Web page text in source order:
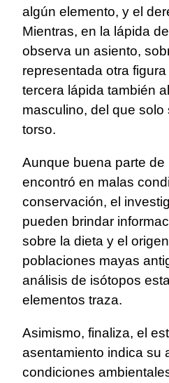
algún elemento, y el
Mientras, en la lápida
observa un asiento,
representada otra
tercera lápida también
masculino, del que solo
torso.
Aunque buena parte
encontró en malas
conservación, el
pueden brindar
sobre la dieta y el
poblaciones mayas
análisis de isótopos
elementos traza.
Asimismo, finaliza, el
asentamiento indica su
condiciones